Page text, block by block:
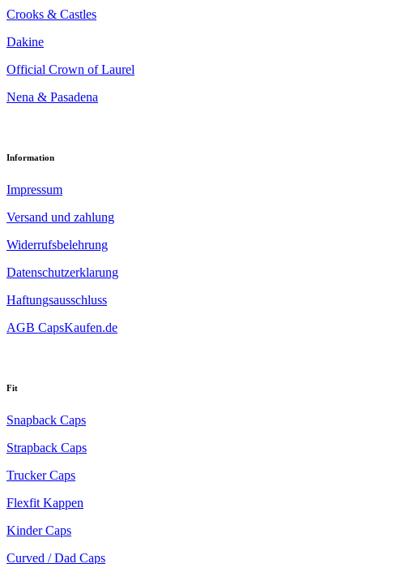
Crooks & Castles
Dakine
Official Crown of Laurel
Nena & Pasadena
Information
Impressum
Versand und zahlung
Widerrufsbelehrung
Datenschutzerklarung
Haftungsausschluss
AGB CapsKaufen.de
Fit
Snapback Caps
Strapback Caps
Trucker Caps
Flexfit Kappen
Kinder Caps
Curved / Dad Caps